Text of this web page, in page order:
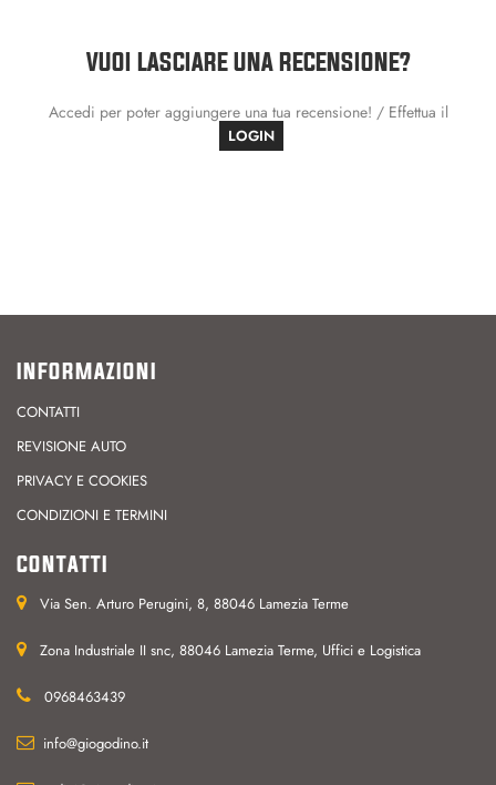
VUOI LASCIARE UNA RECENSIONE?
Accedi per poter aggiungere una tua recensione! / Effettua il
LOGIN
INFORMAZIONI
CONTATTI
REVISIONE AUTO
PRIVACY E COOKIES
CONDIZIONI E TERMINI
CONTATTI
Via Sen. Arturo Perugini, 8, 88046 Lamezia Terme
Zona Industriale II snc, 88046 Lamezia Terme, Uffici e Logistica
0968463439
info@giogodino.it